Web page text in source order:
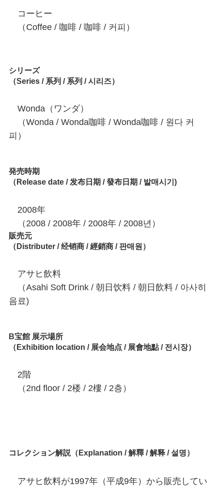
コーヒー
（Coffee / 咖啡 / 咖啡 / 커피）
シリーズ
（Series / 系列 / 系列 / 시리즈）
Wonda（ワンダ）
（Wonda / Wonda咖啡 / Wonda咖啡 / 원다 커
피）
発売時期
（Release date / 发布日期 / 發布日期 / 발매시기)
2008年
（2008 / 2008年 / 2008年 / 2008년）
販売元
（Distributer / 经销商 / 經銷商 / 판매원）
アサヒ飲料
（Asahi Soft Drink / 朝日饮料 / 朝日飲料 / 아사히
음료)
B宝館 展示場所
（Exhibition location / 展会地点 / 展會地點 / 전시장）
2階
（2nd floor / 2楼 / 2樓 / 2층）
コレクション解説（Explanation / 解釋 / 解释 / 설명）
アサヒ飲料が1997年（平成9年）から販売してい